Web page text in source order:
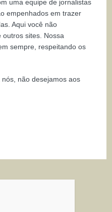
uma equipe de jornalistas
empenhados em trazer
Aqui você não
outros sites. Nossa
sempre, respeitando os
não desejamos aos